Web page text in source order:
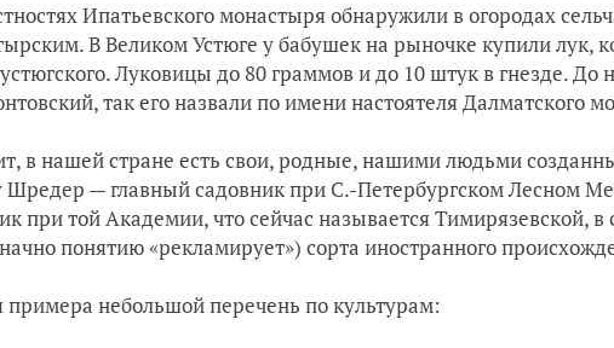
Ипатьевского монастыря обнаружили в огородах
В Великом Устюге у бабушек на рыночке купили лук,
Луковицы до 80 граммов и до 10 штук в гнезде. До
так его назвали по имени настоятеля Далматского
в нашей стране есть свои, родные, нашими людьми
Шредер — главный садовник при С.-Петербургском Лесном
при той Академии, что сейчас называется Тимирязевской, в
понятию «рекламирует») сорта иностранного
примера небольшой перечень по культурам: